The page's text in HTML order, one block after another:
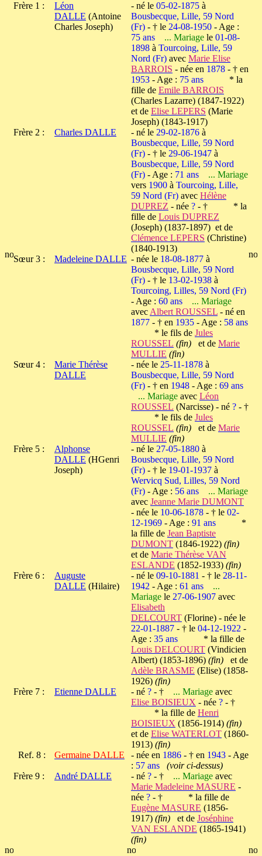
Frère 1 :
Léon
DALLE (Antoine
Charles Joseph)
- né le 05-02-1875 à
Bousbecque, Lille, 59 Nord
(Fr) - † le 24-08-1950 - Age :
75 ans
... Mariage le 01-08-
1898 à Tourcoing, Lille, 59
Nord (Fr) avec Marie Elise
BARROIS - née en 1878 - † en
1953 - Age : 75 ans
* la
fille de Emile BARROIS
(Charles Lazarre) (1847-1922)
et de Elise LEPERS (Marie
Joseph) (1843-1917)
Frère 2 :
Charles DALLE - né le 29-02-1876 à
Bousbecque, Lille, 59 Nord
(Fr) - † le 29-06-1947 à
Bousbecque, Lille, 59 Nord
(Fr) - Age : 71 ans
... Mariage
vers 1900 à Tourcoing, Lille,
59 Nord (Fr) avec Hélène
DUPREZ - née ? - † * la
fille de Louis DUPREZ
(Joseph) (1837-1897) et de
Clémence LEPERS (Christine)
(1840-1913)
Sœur 3 :
Madeleine DALLE - née le 18-08-1877 à
Bousbecque, Lille, 59 Nord
(Fr) - † le 13-02-1938 à
Tourcoing, Lilles, 59 Nord (Fr)
- Age : 60 ans
... Mariage
avec Albert ROUSSEL - né en
1877 - † en 1935 - Age : 58 ans
* le fils de Jules
ROUSSEL (fin) et de Marie
MULLIE (fin)
Sœur 4 :
Marie Thérèse
DALLE
- née le 25-11-1878 à
Bousbecque, Lille, 59 Nord
(Fr) - † en 1948 - Age : 69 ans
... Mariage avec Léon
ROUSSEL (Narcisse) - né ? - †
* le fils de Jules
ROUSSEL (fin) et de Marie
MULLIE (fin)
Frère 5 :
Alphonse
DALLE (HGenri
Joseph)
- né le 27-05-1880 à
Bousbecque, Lille, 59 Nord
(Fr) - † le 19-01-1937 à
Wervicq Sud, Lilles, 59 Nord
(Fr) - Age : 56 ans
... Mariage
avec Jeanne Marie DUMONT
- née le 10-06-1878 - † le 02-
12-1969 - Age : 91 ans
*
la fille de Jean Baptiste
DUMONT (1846-1922) (fin)
et de Marie Thérèse VAN
ESLANDE (1852-1933) (fin)
Frère 6 :
Auguste
DALLE (Hilaire)
- né le 09-10-1881 - † le 28-11-
1942 - Age : 61 ans
...
Mariage le 27-06-1907 avec
Elisabeth
DELCOURT (Florine) - née le
22-01-1887 - † le 04-12-1922 -
Age : 35 ans
* la fille de
Louis DELCOURT (Vindicien
Albert) (1853-1896) (fin)
et de
Adèle BRASME (Elise) (1858-
1926) (fin)
Frère 7 :
Etienne DALLE - né ? - † ... Mariage avec
Elise BOISIEUX - née ? - †
* la fille de Henri
BOISIEUX (1856-1914) (fin)
et de Elise WATERLOT (1860-
1913) (fin)
Ref. 8 :
Germaine DALLE - née en 1886 - † en 1943 - Age
: 57 ans
(voir ci-dessus)
Frère 9 :
André DALLE - né ? - † ... Mariage avec
Marie Madeleine MASURE -
née ? - † * la fille de
Eugène MASURE (1856-
1917) (fin) et de Joséphine
VAN ESLANDE (1865-1941)
(fin)